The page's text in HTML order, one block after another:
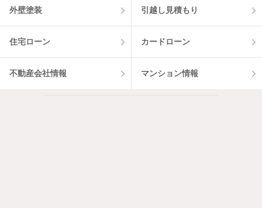
外壁塗装 引越し見積もり
住宅ローン カードローン
不動産会社情報 マンション情報